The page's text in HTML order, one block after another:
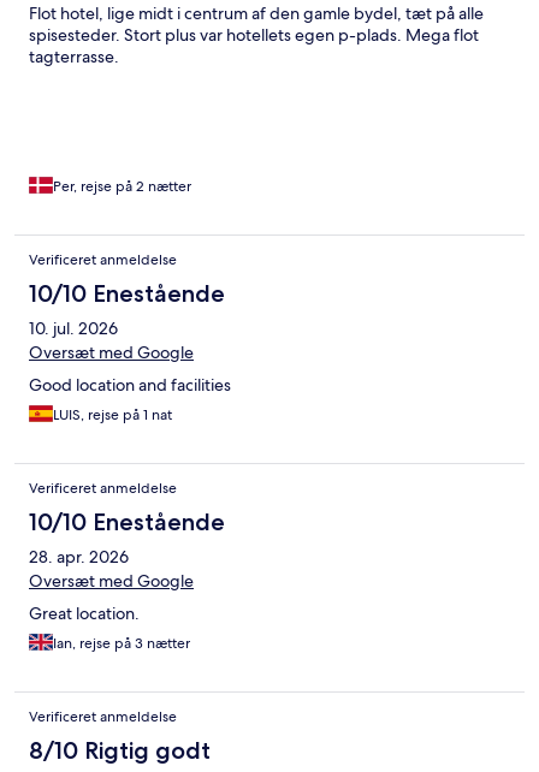
Flot hotel, lige midt i centrum af den gamle bydel, tæt på alle
spisesteder. Stort plus var hotellets egen p-plads. Mega flot
tagterrasse.
Per, rejse på 2 nætter
Verificeret anmeldelse
10/10 Enestående
10. jul. 2026
Oversæt med Google
Good location and facilities
LUIS, rejse på 1 nat
Verificeret anmeldelse
10/10 Enestående
28. apr. 2026
Oversæt med Google
Great location.
Ian, rejse på 3 nætter
Verificeret anmeldelse
8/10 Rigtig godt